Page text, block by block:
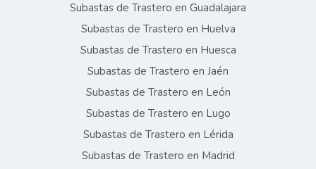
Subastas de Trastero en Guadalajara
Subastas de Trastero en Huelva
Subastas de Trastero en Huesca
Subastas de Trastero en Jaén
Subastas de Trastero en León
Subastas de Trastero en Lugo
Subastas de Trastero en Lérida
Subastas de Trastero en Madrid